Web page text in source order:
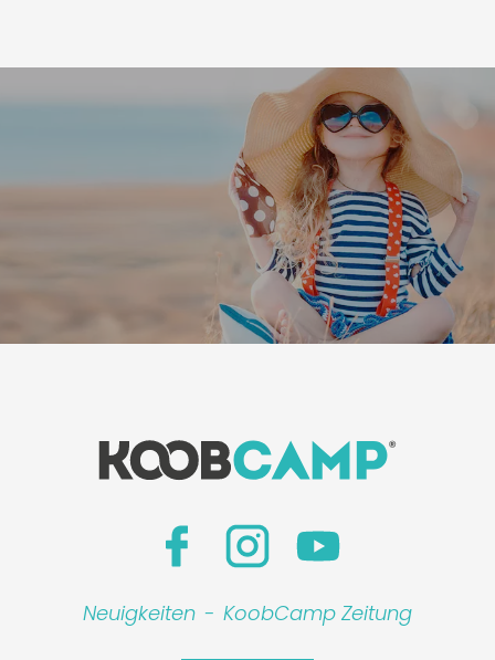
Neuigkeiten - KoobCamp Zeitung